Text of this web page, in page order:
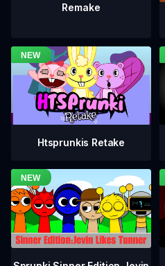
Remake
Htsprunkis Retake